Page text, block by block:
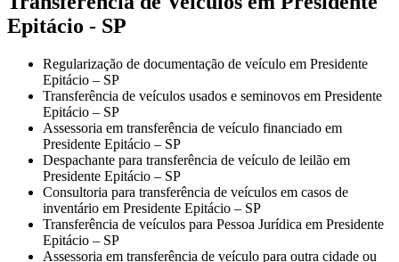
Epitácio - SP
Regularização de documentação de veículo em Presidente
Epitácio – SP
Transferência de veículos usados e seminovos em Presidente
Epitácio – SP
Assessoria em transferência de veículo financiado em
Presidente Epitácio – SP
Despachante para transferência de veículo de leilão em
Presidente Epitácio – SP
Consultoria para transferência de veículos em casos de
inventário em Presidente Epitácio – SP
Transferência de veículos para Pessoa Jurídica em Presidente
Epitácio – SP
Assessoria em transferência de veículo para outra cidade ou